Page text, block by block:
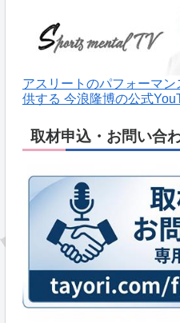
アスリートのパフォーマ
供する 今浪隆博の公式
取材申込・お問い合